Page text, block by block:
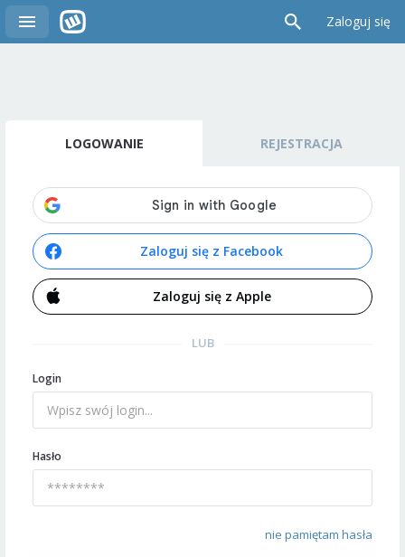
Zaloguj się
LOGOWANIE REJESTRACJA
Zaloguj się z Facebook
Zaloguj się z Apple
LUB
Login
Hasło
nie pamiętam hasła